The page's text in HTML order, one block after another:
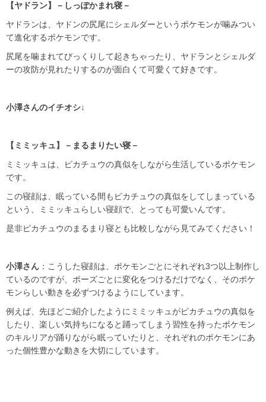
【ヤドラン】－しっぽかまれ寝－
ヤドランは、ヤドンの尻尾にシェルダーというポケモンが噛みつい
て進化するポケモンです。
尻尾を噛まれてびっくりして起きちゃったり、ヤドランとシェルダ
ーの攻防が見れたりするのが面白くて可愛くて好きです。
小澤さんのイチオシ↓
【ミミッキュ】－まるまりたい寝－
ミミッキュは、ピカチュウの真似をしながら生活しているポケモン
です。
この寝顔は、眠っている間もピカチュウの真似をしてしまっている
という、ミミッキュらしい寝顔で、とっても可愛いんです。
是非ピカチュウのまるまり寝とも比較しながら見てみてください！
小澤さん ：こうした寝顔は、ポケモンごとにそれぞれ3つ以上制作し
ているのですが、ポーズごとに変化をつけるだけでなく、そのポケ
モンらしい動きを必ずつけるようにしています。
例えば、先ほどご紹介したようにミミッキュがピカチュウの真似を
したり、楽しい気持ちになると踊ってしまう習性を持ったポケモン
のキルリアが踊りながら眠っていたりと、それぞれのポケモンにあ
った個性豊かな動きを大切にしています。